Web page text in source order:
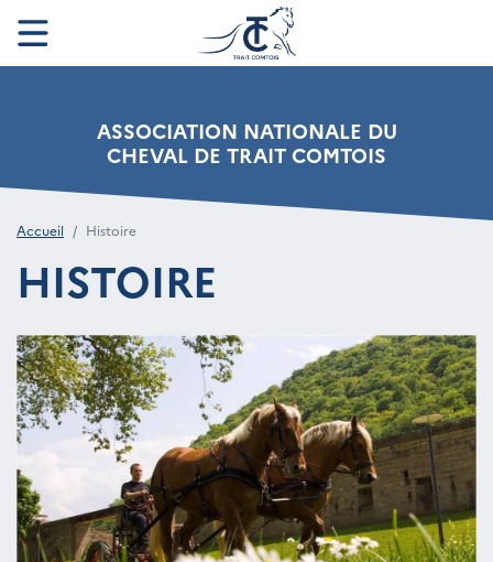
ASSOCIATION NATIONALE DU
CHEVAL DE TRAIT COMTOIS
Accueil Histoire
HISTOIRE